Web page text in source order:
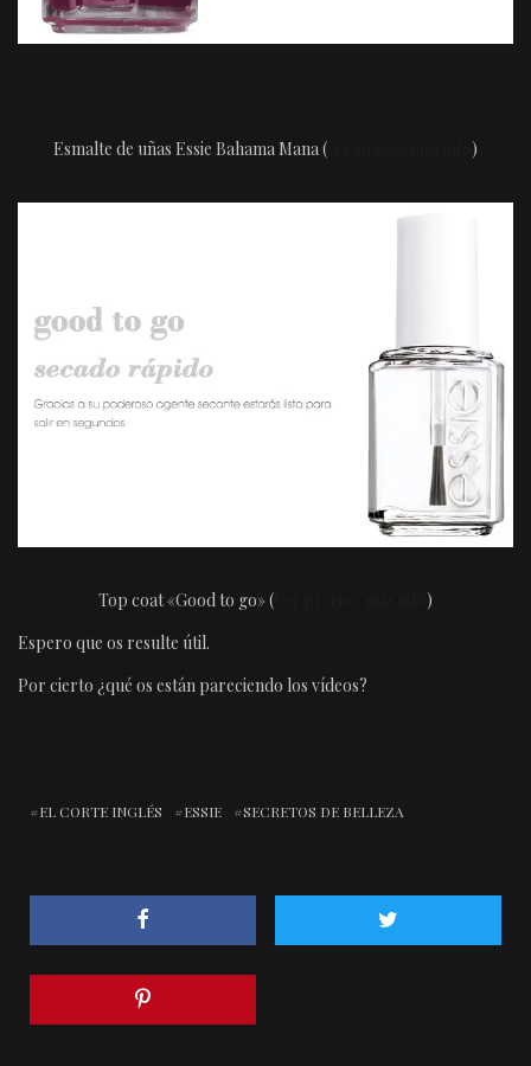
Esmalte de uñas Essie Bahama Mana ( )
Top coat «Good to go» (
)
Espero que os resulte útil.
Por cierto ¿qué os están pareciendo los vídeos?
EL CORTE INGLÉS ESSIE SECRETOS DE BELLEZA